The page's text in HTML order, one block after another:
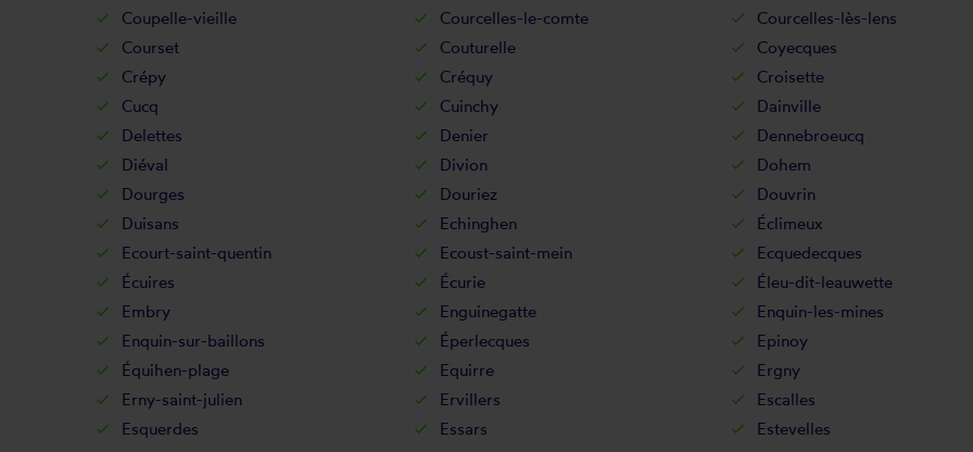
Coupelle-vieille
Courcelles-le-comte
Courcelles-lès-lens
Courset
Couturelle
Coyecques
Crépy
Créquy
Croisette
Cucq
Cuinchy
Dainville
Delettes
Denier
Dennebroeucq
Diéval
Divion
Dohem
Dourges
Douriez
Douvrin
Duisans
Echinghen
Éclimeux
Ecourt-saint-quentin
Ecoust-saint-mein
Ecquedecques
Écuires
Écurie
Éleu-dit-leauwette
Embry
Enguinegatte
Enquin-les-mines
Enquin-sur-baillons
Éperlecques
Epinoy
Équihen-plage
Equirre
Ergny
Erny-saint-julien
Ervillers
Escalles
Esquerdes
Essars
Estevelles